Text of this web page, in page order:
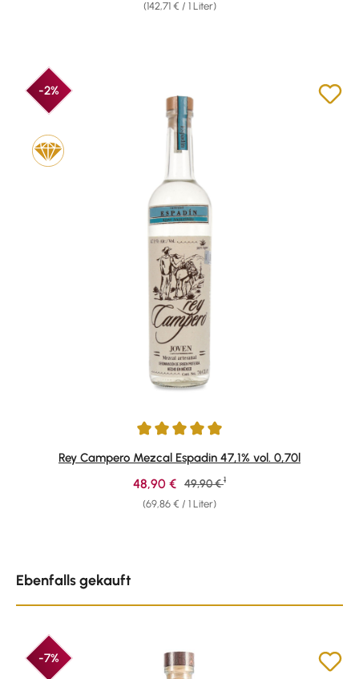
(142,71 € / 1 Liter)
-2%
Durchschnittliche Bewertung von 5 von 5 Sternen
Rey Campero Mezcal Espadin 47,1% vol. 0,70l
(69,86 € / 1 Liter)
Verkaufspreis:
48,90 € Regulärer Preis:
49,90 € 1
Ebenfalls gekauft
-7%